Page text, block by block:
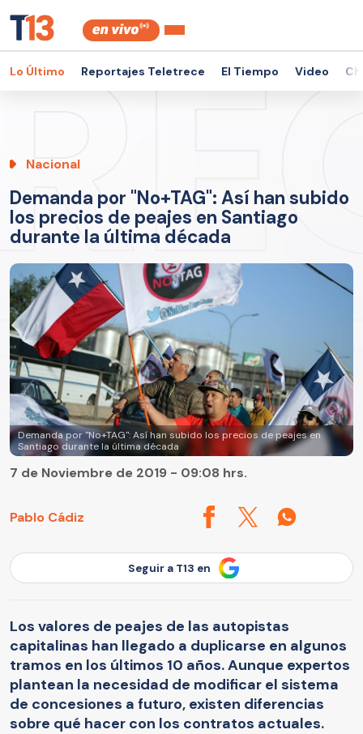
Lo Último Reportajes Teletrece El Tiempo Video
Nacional
Demanda por "No+TAG": Así han subido
los precios de peajes en Santiago
durante la última década
Demanda por "No+TAG": Así han subido los precios de peajes en
Santiago durante la última década
Pablo Cádiz
7 de Noviembre de 2019 - 09:08 hrs.
Seguir a T13 en
Los valores de peajes de las autopistas
capitalinas han llegado a duplicarse en algunos
tramos en los últimos 10 años. Aunque expertos
plantean la necesidad de modificar el sistema
de concesiones a futuro, existen diferencias
sobre qué hacer con los contratos actuales.